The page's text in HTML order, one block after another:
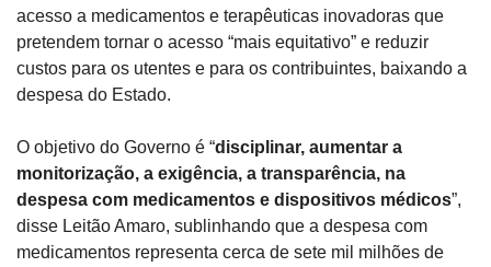
acesso a medicamentos e terapêuticas inovadoras que
pretendem tornar o acesso “mais equitativo” e reduzir
custos para os utentes e para os contribuintes, baixando a
despesa do Estado.
O objetivo do Governo é “disciplinar, aumentar a
monitorização, a exigência, a transparência, na
despesa com medicamentos e dispositivos médicos”,
disse Leitão Amaro, sublinhando que a despesa com
medicamentos representa cerca de sete mil milhões de